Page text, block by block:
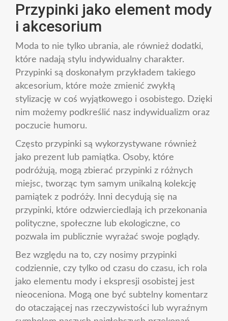
Przypinki jako element mody
i akcesorium
Moda to nie tylko ubrania, ale również dodatki,
które nadają stylu indywidualny charakter.
Przypinki są doskonałym przykładem takiego
akcesorium, które może zmienić zwykłą
stylizację w coś wyjątkowego i osobistego. Dzięki
nim możemy podkreślić nasz indywidualizm oraz
poczucie humoru.
Często przypinki są wykorzystywane również
jako prezent lub pamiątka. Osoby, które
podróżują, mogą zbierać przypinki z różnych
miejsc, tworząc tym samym unikalną kolekcję
pamiątek z podróży. Inni decydują się na
przypinki, które odzwierciedlają ich przekonania
polityczne, społeczne lub ekologiczne, co
pozwala im publicznie wyrażać swoje poglądy.
Bez względu na to, czy nosimy przypinki
codziennie, czy tylko od czasu do czasu, ich rola
jako elementu mody i ekspresji osobistej jest
nieoceniona. Mogą one być subtelny komentarz
do otaczającej nas rzeczywistości lub wyraźnym